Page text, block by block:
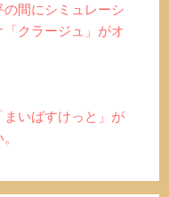
間にシミュレーシ
「クラージュ」がオ
いばすけっと」が